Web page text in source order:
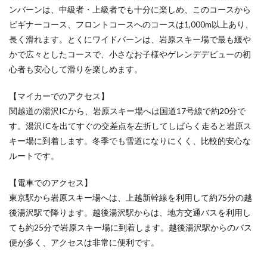
5
栃木
県の
おす
すめ
日帰
りス
場
5.1
ハンタ
ーマウ
塩原
東最大
雄大な
自然を
ファミ
リーで
楽しめ
ンバーンは、中級者・上級者でも十分に楽しめ、このコースから
ビギナーコース、フロントコースへのコースは1,000m以上あり、
長く滑れます。とくにワイドバーンは、岩原スキー場で最も緩や
かで広々としたコースで、小さなお子様やゲレンデデビューの初
心者も安心して滑りを楽しめます。
【マイカーでのアクセス】
関越道の湯沢ICから、岩原スキー場へは国道17号線で約20分で
す。湯沢ICを出てすぐの交差点を左折してしばらく走ると岩原ス
キー場に到着します。冬季でも雪道になりにくく、比較的安心な
ルートです。
【電車でのアクセス】
東京駅から岩原スキー場へは、上越新幹線を利用して約75分の越
後湯沢駅で降ります。越後湯沢駅からは、地方交通バスを利用し
ても約25分で岩原スキー場に到着します。越後湯沢駅からのバス
便が多く、アクセスは非常に便利です。